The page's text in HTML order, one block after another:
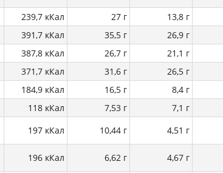
239,7 кКал 27 г 13,8 г
391,7 кКал 35,5 г 26,9 г
387,8 кКал 26,7 г 21,1 г
371,7 кКал 31,6 г 26,5 г
184,9 кКал 16,5 г 8,4 г
118 кКал 7,53 г 7,1 г
197 кКал 10,44 г 4,51 г
196 кКал 6,62 г 4,67 г